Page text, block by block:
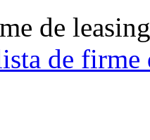
de
de firme